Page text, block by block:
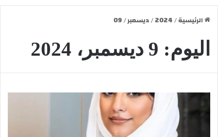
الرئيسية/
2024
/ديسمبر/
09
اليوم: 9 ديسمبر، 2024